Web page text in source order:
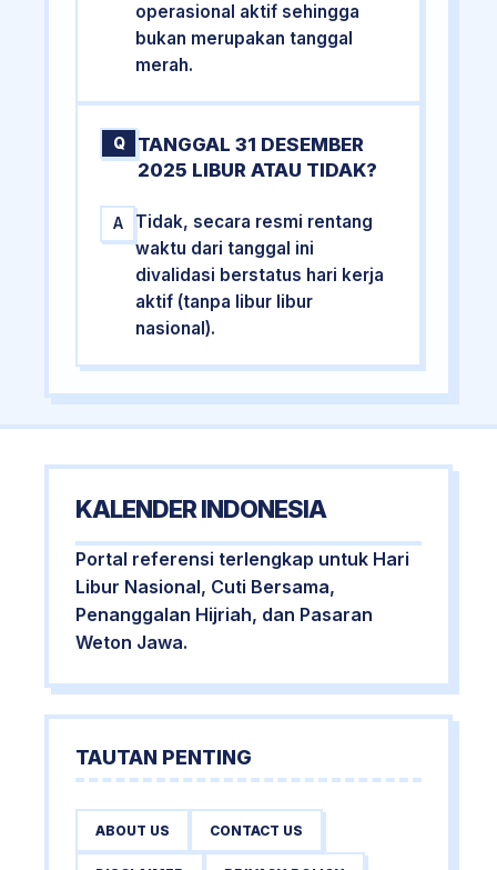
operasional aktif sehingga
bukan merupakan tanggal
merah.
Q
TANGGAL 31 DESEMBER
2025 LIBUR ATAU TIDAK?
A
Tidak, secara resmi rentang
waktu dari tanggal ini
divalidasi berstatus hari kerja
aktif (tanpa libur libur
nasional).
KALENDER INDONESIA
Portal referensi terlengkap untuk Hari
Libur Nasional, Cuti Bersama,
Penanggalan Hijriah, dan Pasaran
Weton Jawa.
TAUTAN PENTING
ABOUT US CONTACT US